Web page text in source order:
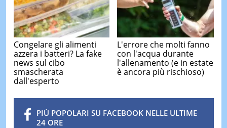
Congelare gli alimenti
azzera i batteri? La fake
news sul cibo
smascherata
dall'esperto
L'errore che molti fanno
con l'acqua durante
l'allenamento (e in estate
è ancora più rischioso)
PIÙ POPOLARI SU FACEBOOK NELLE ULTIME
24 ORE